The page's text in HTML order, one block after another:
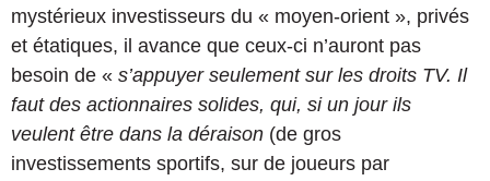
mystérieux investisseurs du « moyen-orient », privés
et étatiques, il avance que ceux-ci n’auront pas
besoin de « s’appuyer seulement sur les droits TV. Il
faut des actionnaires solides, qui, si un jour ils
veulent être dans la déraison (de gros
investissements sportifs, sur de joueurs par